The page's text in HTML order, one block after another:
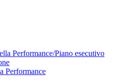
Performance/Piano esecutivo
Performance